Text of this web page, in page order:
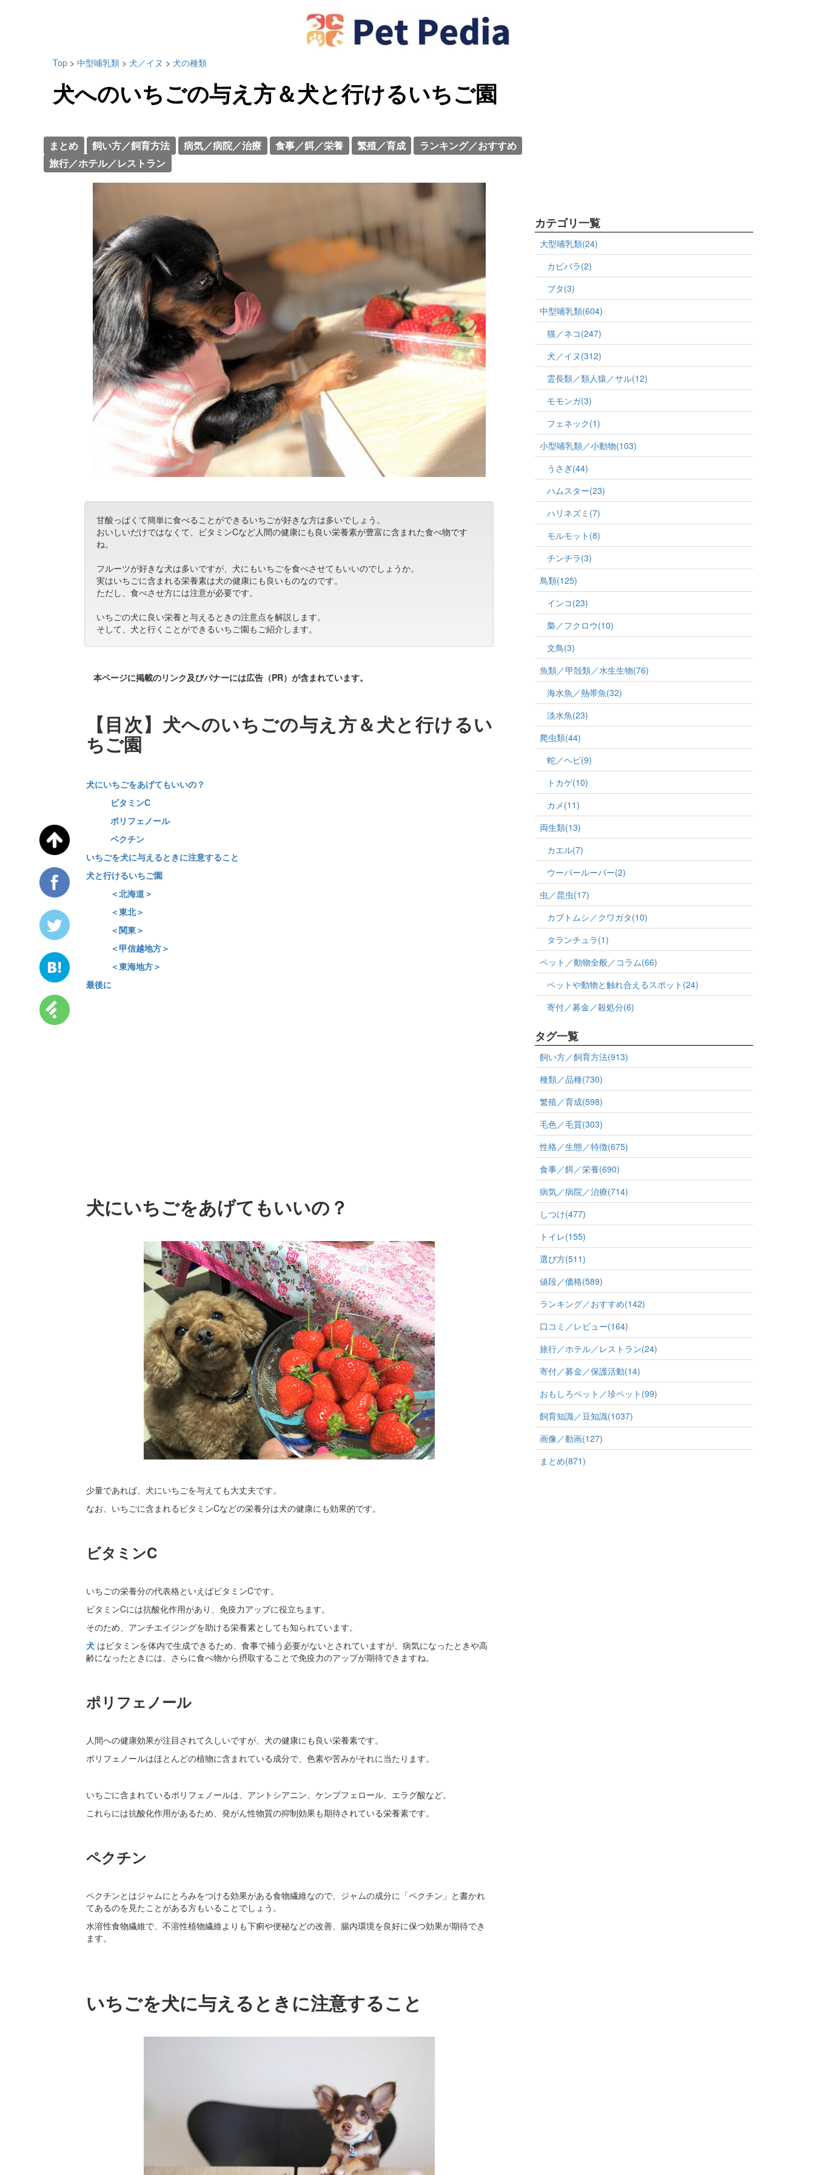
Top > 中型哺乳類 > 犬／イヌ > 犬の種類
犬へのいちごの与え方＆犬と行けるいちご園
まとめ 飼い方／飼育方法 病気／病院／治療 食事／餌／栄養 繁殖／育成
ランキング／おすすめ
旅行／ホテル／レストラン
甘酸っぱくて簡単に食べることができるいちごが好きな方は多いでしょう。
おいしいだけではなくて、ビタミンCなど人間の健康にも良い栄養素が豊富に含まれた食べ物です
ね。
フルーツが好きな犬は多いですが、犬にもいちごを食べさせてもいいのでしょうか。
実はいちごに含まれる栄養素は犬の健康にも良いものなのです。
ただし、食べさせ方には注意が必要です。
いちごの犬に良い栄養と与えるときの注意点を解説します。
そして、犬と行くことができるいちご園もご紹介します。
本ページに掲載のリンク及びバナーには広告（PR）が含まれています。
【目次】犬へのいちごの与え方＆犬と行けるい
ちご園
犬にいちごをあげてもいいの？
ビタミンC
ポリフェノール
ペクチン
いちごを犬に与えるときに注意すること
犬と行けるいちご園
＜北海道＞
＜東北＞
＜関東＞
＜甲信越地方＞
＜東海地方＞
最後に
犬にいちごをあげてもいいの？
少量であれば、犬にいちごを与えても大丈夫です。
なお、いちごに含まれるビタミンCなどの栄養分は犬の健康にも効果的です。
ビタミンC
いちごの栄養分の代表格といえばビタミンCです。
ビタミンCには抗酸化作用があり、免疫力アップに役立ちます。
そのため、アンチエイジングを助ける栄養素としても知られています。
犬 はビタミンを体内で生成できるため、食事で補う必要がないとされていますが、病気になったときや高
齢になったときには、さらに食べ物から摂取することで免疫力のアップが期待できますね。
ポリフェノール
人間への健康効果が注目されて久しいですが、犬の健康にも良い栄養素です。
ポリフェノールはほとんどの植物に含まれている成分で、色素や苦みがそれに当たります。
いちごに含まれているポリフェノールは、アントシアニン、ケンプフェロール、エラグ酸など。
これらには抗酸化作用があるため、発がん性物質の抑制効果も期待されている栄養素です。
ペクチン
ペクチンとはジャムにとろみをつける効果がある食物繊維なので、ジャムの成分に「ペクチン」と書かれ
てあるのを見たことがある方もいることでしょう。
水溶性食物繊維で、不溶性植物繊維よりも下痢や便秘などの改善、腸内環境を良好に保つ効果が期待でき
ます。
いちごを犬に与えるときに注意すること
カテゴリ一覧
大型哺乳類(24)
カピバラ(2)
ブタ(3)
中型哺乳類(604)
猫／ネコ(247)
犬／イヌ(312)
霊長類／類人猿／サル(12)
モモンガ(3)
フェネック(1)
小型哺乳類／小動物(103)
うさぎ(44)
ハムスター(23)
ハリネズミ(7)
モルモット(8)
チンチラ(3)
鳥類(125)
インコ(23)
梟／フクロウ(10)
文鳥(3)
魚類／甲殻類／水生生物(76)
海水魚／熱帯魚(32)
淡水魚(23)
爬虫類(44)
蛇／ヘビ(9)
トカゲ(10)
カメ(11)
両生類(13)
カエル(7)
ウーパールーパー(2)
虫／昆虫(17)
カブトムシ／クワガタ(10)
タランチュラ(1)
ペット／動物全般／コラム(66)
ペットや動物と触れ合えるスポット(24)
寄付／募金／殺処分(6)
タグ一覧
飼い方／飼育方法(913)
種類／品種(730)
繁殖／育成(598)
毛色／毛質(303)
性格／生態／特徴(675)
食事／餌／栄養(690)
病気／病院／治療(714)
しつけ(477)
トイレ(155)
選び方(511)
値段／価格(589)
ランキング／おすすめ(142)
口コミ／レビュー(164)
旅行／ホテル／レストラン(24)
寄付／募金／保護活動(14)
おもしろペット／珍ペット(99)
飼育知識／豆知識(1037)
画像／動画(127)
まとめ(871)